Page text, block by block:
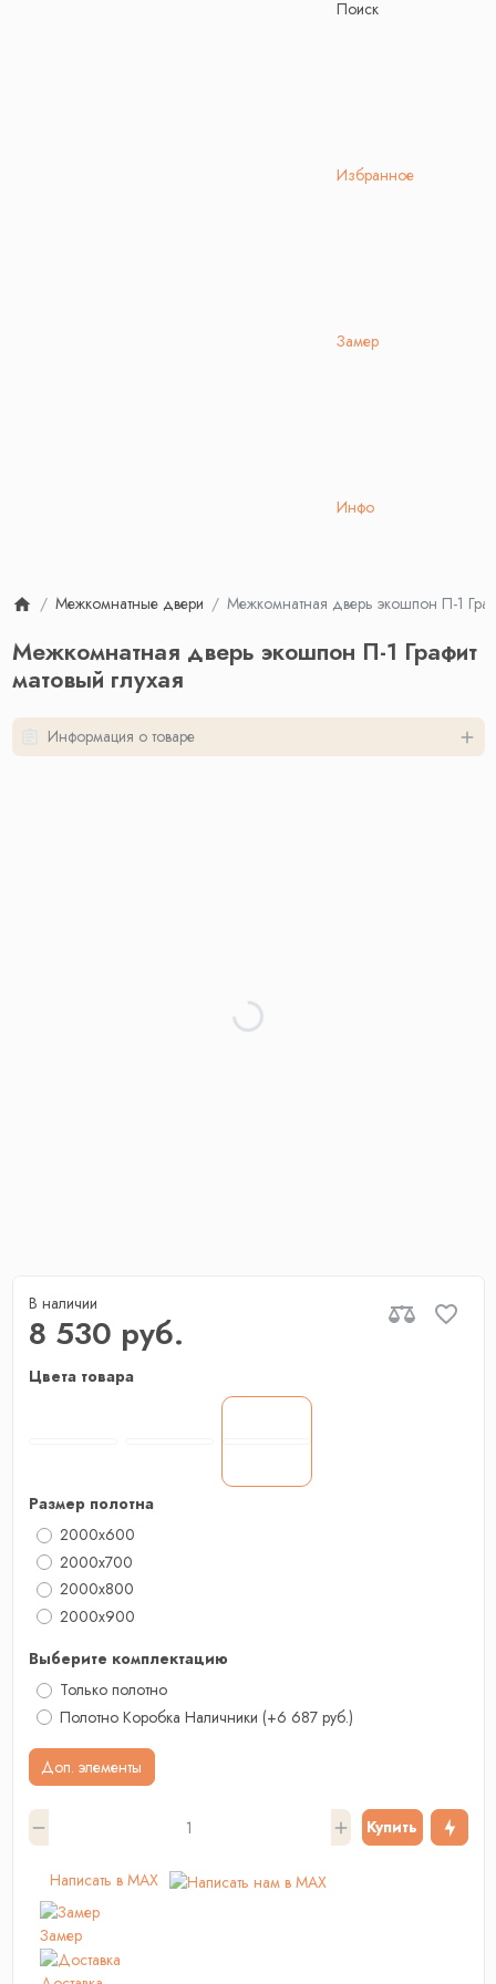
Поиск
Избранное
Замер
Инфо
Межкомнатные двери Межкомнатная дверь экошпон П-1
Межкомнатная дверь экошпон П-1 Графит
матовый глухая
Информация о товаре
В наличии
8 530 руб.
Цвета товара
Размер полотна
2000x600
2000x700
2000х800
2000x900
Выберите комплектацию
Только полотно
Полотно Коробка Наличники (+6 687 руб.)
Доп. элементы
Купить
Написать в MAX
Замер